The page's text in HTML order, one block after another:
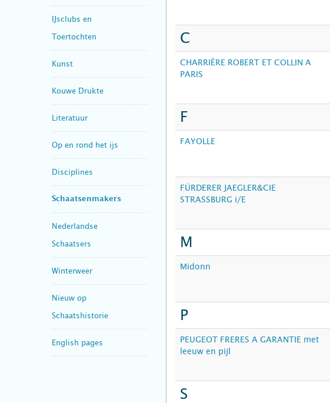
IJsclubs en
Toertochten
Kunst
Kouwe Drukte
Literatuur
Op en rond het ijs
Disciplines
Schaatsenmakers
Nederlandse
Schaatsers
Winterweer
Nieuw op
Schaatshistorie
English pages
C
CHARRIÈRE ROBERT ET COLLIN A
PARIS
F
FAYOLLE
FÜRDERER JAEGLER&CIE
STRASSBURG i/E
M
Midonn
P
PEUGEOT FRERES A GARANTIE met
leeuw en pijl
S